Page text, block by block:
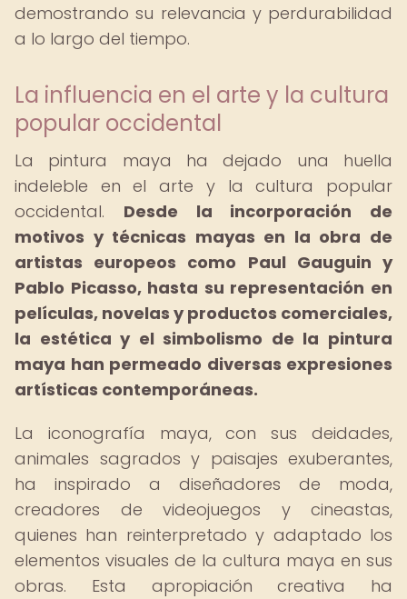
demostrando su relevancia y perdurabilidad
a lo largo del tiempo.
La influencia en el arte y la cultura
popular occidental
La pintura maya ha dejado una huella
indeleble en el arte y la cultura popular
occidental. Desde la incorporación de
motivos y técnicas mayas en la obra de
artistas europeos como Paul Gauguin y
Pablo Picasso, hasta su representación en
películas, novelas y productos comerciales,
la estética y el simbolismo de la pintura
maya han permeado diversas expresiones
artísticas contemporáneas.
La iconografía maya, con sus deidades,
animales sagrados y paisajes exuberantes,
ha inspirado a diseñadores de moda,
creadores de videojuegos y cineastas,
quienes han reinterpretado y adaptado los
elementos visuales de la cultura maya en sus
obras. Esta apropiación creativa ha